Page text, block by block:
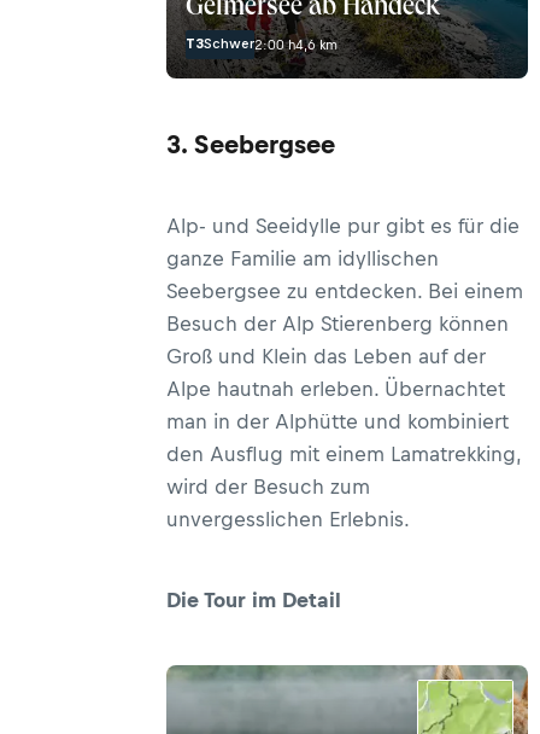
Gelmersee ab Handeck
T3Schwer2:00 h4,6 km
3. Seebergsee
Alp- und Seeidylle pur gibt es für die
ganze Familie am idyllischen
Seebergsee zu entdecken. Bei einem
Besuch der Alp Stierenberg können
Groß und Klein das Leben auf der
Alpe hautnah erleben. Übernachtet
man in der Alphütte und kombiniert
den Ausflug mit einem Lamatrekking,
wird der Besuch zum
unvergesslichen Erlebnis.
Die Tour im Detail